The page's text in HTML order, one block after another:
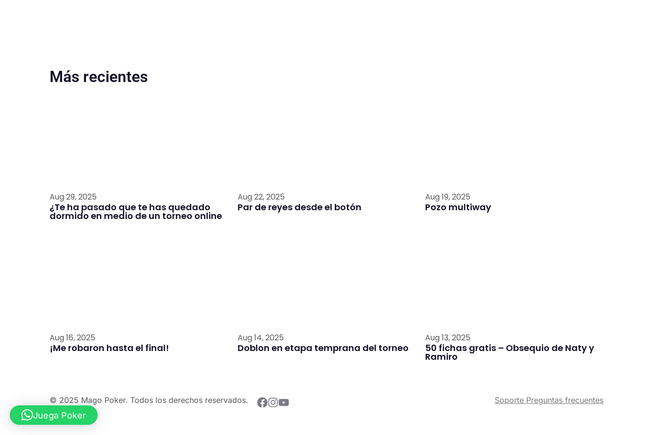
Más recientes
Aug 29, 2025
¿Te ha pasado que te has quedado
dormido en medio de un torneo online
Aug 22, 2025
Par de reyes desde el botón
Aug 19, 2025
Pozo multiway
Aug 16, 2025
¡Me robaron hasta el final!
Aug 14, 2025
Doblon en etapa temprana del torneo
Aug 13, 2025
50 fichas gratis – Obsequio de Naty y
Ramiro
© 2025 Mago Poker. Todos los derechos reservados. Soporte Preguntas frecuentes
Juega Poker